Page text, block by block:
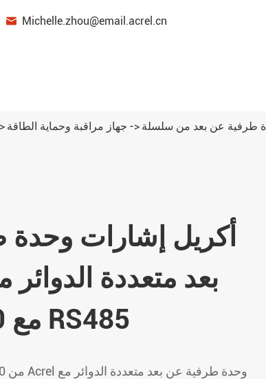
 Michelle.zhou@email.acrel.cn
عدادات
جهاز مراقبة وحماية الطاقة
أكريل إشارات
بعد متعددة
ARTU100 مع RS485